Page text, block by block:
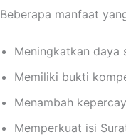
Beberapa manfaat
Meningkatkan daya
Memiliki bukti
Menambah
Memperkuat isi